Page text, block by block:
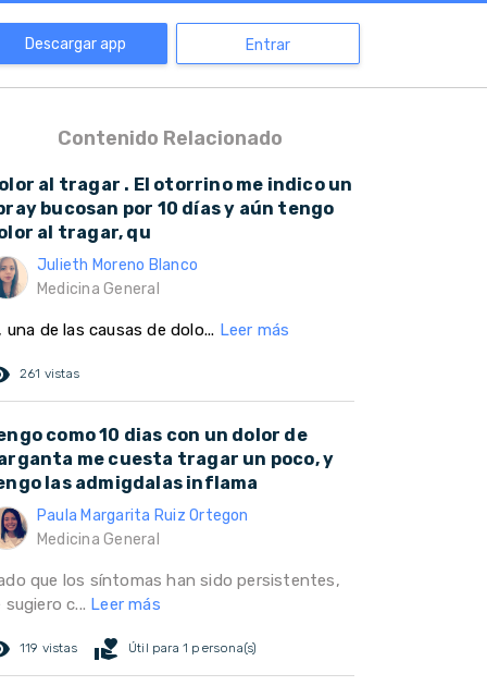
Descargar app Entrar
Contenido Relacionado
al tragar . El otorrino me indico un
bucosan por 10 días y aún tengo
al tragar, qu
Julieth Moreno Blanco
Medicina General
una de las causas de dolo... Leer más
261 vistas
como 10 dias con un dolor de
me cuesta tragar un poco, y
las admigdalas inflama
Paula Margarita Ruiz Ortegon
Medicina General
que los síntomas han sido persistentes,
sugiero c... Leer más
119 vistas volunteer_activism Útil para 1 persona(s)